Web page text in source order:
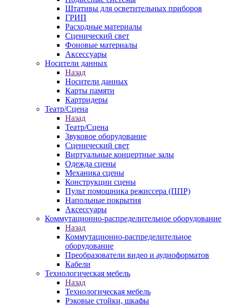
Штативы для осветительных приборов
ГРИП
Расходные материалы
Сценический свет
Фоновые материалы
Аксессуары
Носители данных
Назад
Носители данных
Карты памяти
Картридеры
Театр/Сцена
Назад
Театр/Сцена
Звуковое оборудование
Сценический свет
Виртуальные концертные залы
Одежда сцены
Механика сцены
Конструкции сцены
Пульт помощника режиссера (ППР)
Напольные покрытия
Аксессуары
Коммутационно-распределительное оборудование
Назад
Коммутационно-распределительное
оборудование
Преобразователи видео и аудиоформатов
Кабели
Технологическая мебель
Назад
Технологическая мебель
Рэковые стойки, шкафы